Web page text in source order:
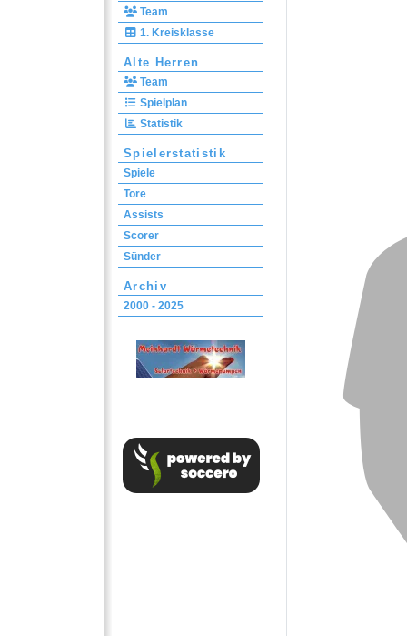
Team
1. Kreisklasse
Alte Herren
Team
Spielplan
Statistik
Spielerstatistik
Spiele
Tore
Assists
Scorer
Sünder
Archiv
2000 - 2025